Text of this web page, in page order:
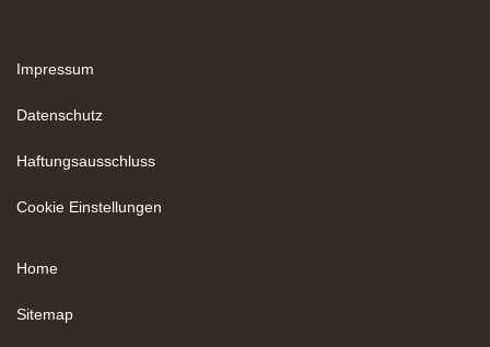
Impressum
Datenschutz
Haftungsausschluss
Cookie Einstellungen
Home
Sitemap